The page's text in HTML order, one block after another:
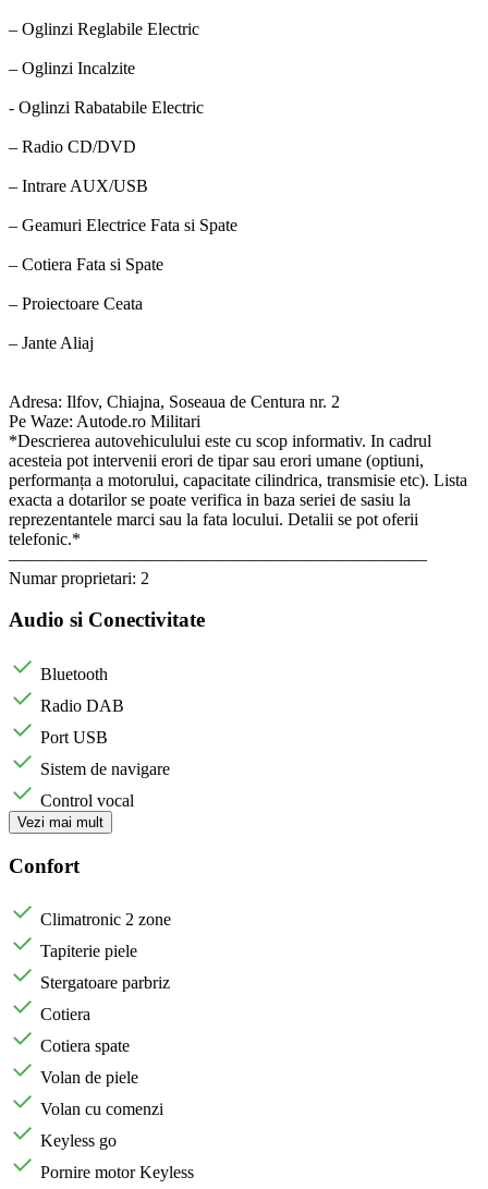
– Oglinzi Reglabile Electric
– Oglinzi Incalzite
- Oglinzi Rabatabile Electric
– Radio CD/DVD
– Intrare AUX/USB
– Geamuri Electrice Fata si Spate
– Cotiera Fata si Spate
– Proiectoare Ceata
– Jante Aliaj
Adresa: Ilfov, Chiajna, Soseaua de Centura nr. 2
Pe Waze: Autode.ro Militari
*Descrierea autovehiculului este cu scop informativ. In cadrul
acesteia pot intervenii erori de tipar sau erori umane (optiuni,
performanța a motorului, capacitate cilindrica, transmisie etc). Lista
exacta a dotarilor se poate verifica in baza seriei de sasiu la
reprezentantele marci sau la fata locului. Detalii se pot oferii
telefonic.*
————————————————————————
Numar proprietari: 2
Audio si Conectivitate
Bluetooth
Radio DAB
Port USB
Sistem de navigare
Control vocal
Vezi mai mult
Confort
Climatronic 2 zone
Tapiterie piele
Stergatoare parbriz
Cotiera
Cotiera spate
Volan de piele
Volan cu comenzi
Keyless go
Pornire motor Keyless